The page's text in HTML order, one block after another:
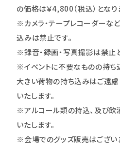
の価格は￥4,800（税込）となり
※カメラ・テープレコーダーな
込みは禁止です。
※録音・録画・写真撮影は禁止
※イベントに不要なものの持ち
大きい荷物の持ち込みはご遠
いたします。
※アルコール類の持込、及び飲
いたします。
※会場でのグッズ販売はござい